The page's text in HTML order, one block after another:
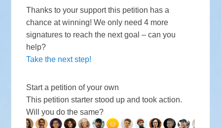
Thanks to your support this petition has a
chance at winning! We only need 4 more
signatures to reach the next goal – can you
help?
Take the next step!
Start a petition of your own
This petition starter stood up and took action.
Will you do the same?